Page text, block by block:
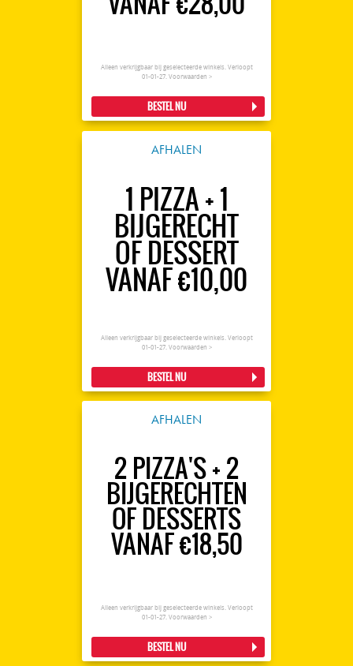
Alleen verkrijgbaar bij geselecteerde winkels. Verloopt
01-01-27. Voorwaarden >
BESTEL NU
AFHALEN
1 PIZZA + 1
BIJGERECHT
OF DESSERT
VANAF €10,00
Alleen verkrijgbaar bij geselecteerde winkels. Verloopt
01-01-27. Voorwaarden >
BESTEL NU
AFHALEN
2 PIZZA'S + 2
BIJGERECHTEN
OF DESSERTS
VANAF €18,50
Alleen verkrijgbaar bij geselecteerde winkels. Verloopt
01-01-27. Voorwaarden >
BESTEL NU